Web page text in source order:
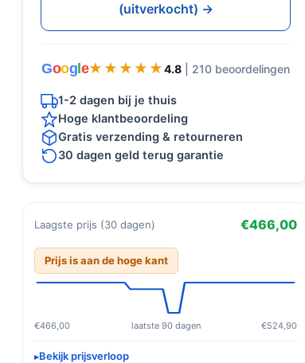
(uitverkocht) →
Goog e★★★★★
★★★★★ 4.8 | 210 beoordelingen
1-2 dagen bij je thuis
Hoge klantbeoordeling
Gratis verzending & retourneren
30 dagen geld terug garantie
Laagste prijs (30 dagen) €466,00
Prijs is aan de hoge kant
€466,00 laatste 90 dagen €524,90
Bekijk prijsverloop